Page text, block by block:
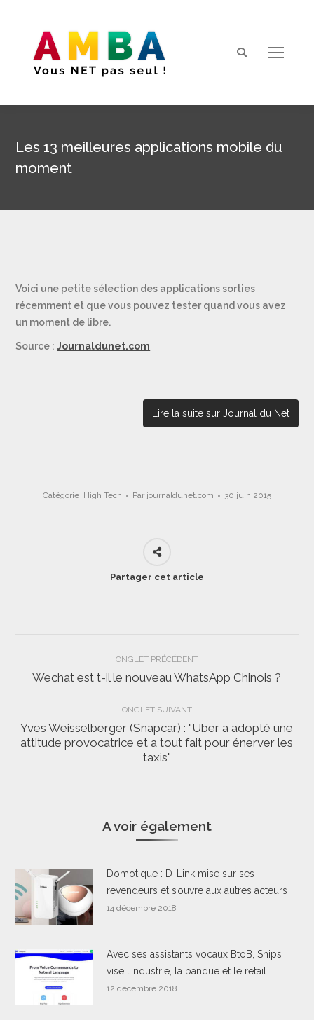
Search:
Les 13 meilleures applications mobile du
moment
Voici une petite sélection des applications sorties
récemment et que vous pouvez tester quand vous avez
un moment de libre.
Source :Journaldunet.com
Lire la suite sur Journal du Net
Catégorie High Tech Par journaldunet.com 30 juin 2015
Partager cet article
Navigation
de
commentaire
ONGLET PRÉCÉDENT
Onglet
Wechat est t-il le nouveau WhatsApp Chinois ?
ONGLET SUIVANT
Onglet
suivant
Yves Weisselberger (Snapcar) : "Uber a adopté une
attitude provocatrice et a tout fait pour énerver les
taxis"
A voir également
Domotique : D-Link mise sur ses
revendeurs et s’ouvre aux autres acteurs
14 décembre 2018
Avec ses assistants vocaux BtoB, Snips
vise l’industrie, la banque et le retail
12 décembre 2018